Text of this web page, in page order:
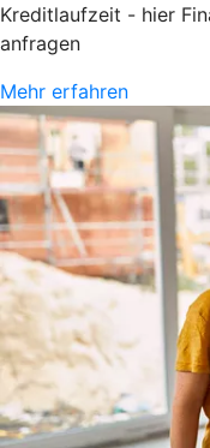
Kreditlaufzeit - hier
anfragen
Mehr erfahren